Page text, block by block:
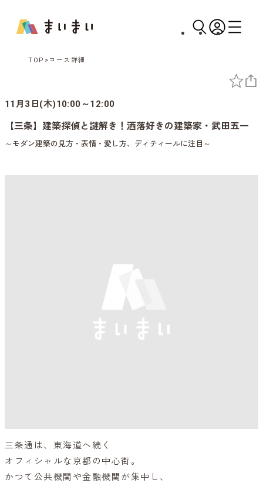
TOP コース詳細
11月3日(木)10:00～12:00
【三条】建築探偵と謎解き！洒落好きの建築家・武田五一
～モダン建築の見方・表情・愛し方、ディティールに注目～
三条通は、東海道へ続く
オフィシャルな京都の中心街。
かつて公共機関や金融機関が集中し、